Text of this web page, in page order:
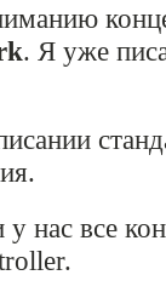
. Я уже
нас все